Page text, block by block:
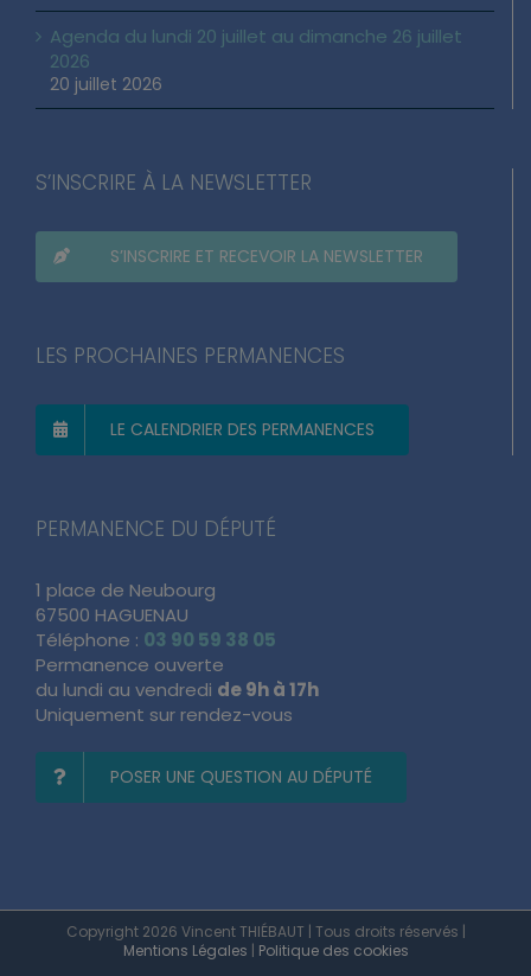
Agenda du lundi 20 juillet au dimanche 26 juillet
2026
20 juillet 2026
S’INSCRIRE À LA NEWSLETTER
S’INSCRIRE ET RECEVOIR LA NEWSLETTER
LES PROCHAINES PERMANENCES
LE CALENDRIER DES PERMANENCES
PERMANENCE DU DÉPUTÉ
1 place de Neubourg
67500 HAGUENAU
Téléphone : 03 90 59 38 05
Permanence ouverte
du lundi au vendredi de 9h à 17h
Uniquement sur rendez-vous
POSER UNE QUESTION AU DÉPUTÉ
Copyright 2026 Vincent THIÉBAUT | Tous droits réservés |
Mentions Légales | Politique des cookies